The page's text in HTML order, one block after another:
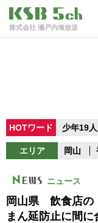
株式会社 瀬戸内海放送
HOTワード 少年19
エリア 岡山
ニュース
岡山県 飲食店の
まん延防止に間に